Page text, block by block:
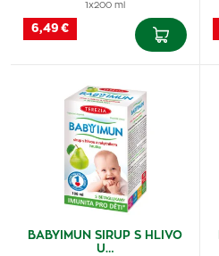
1x200 ml
6,49 €
BABYIMUN SIRUP S HLIVO
U…